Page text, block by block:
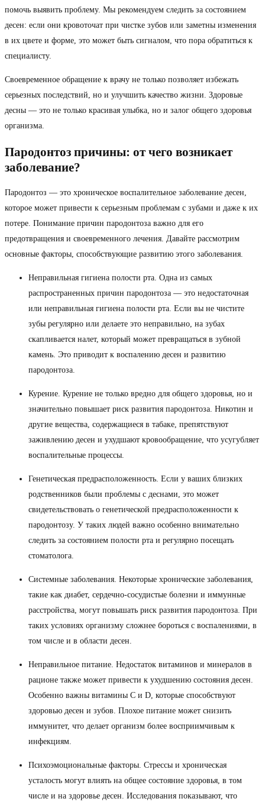
помочь выявить проблему. Мы рекомендуем следить за состоянием
десен: если они кровоточат при чистке зубов или заметны изменения
в их цвете и форме, это может быть сигналом, что пора обратиться к
специалисту.
Своевременное обращение к врачу не только позволяет избежать
серьезных последствий, но и улучшить качество жизни. Здоровые
десны — это не только красивая улыбка, но и залог общего здоровья
организма.
Пародонтоз причины: от чего возникает
заболевание?
Пародонтоз — это хроническое воспалительное заболевание десен,
которое может привести к серьезным проблемам с зубами и даже к их
потере. Понимание причин пародонтоза важно для его
предотвращения и своевременного лечения. Давайте рассмотрим
основные факторы, способствующие развитию этого заболевания.
Неправильная гигиена полости рта. Одна из самых
распространенных причин пародонтоза — это недостаточная
или неправильная гигиена полости рта. Если вы не чистите
зубы регулярно или делаете это неправильно, на зубах
скапливается налет, который может превращаться в зубной
камень. Это приводит к воспалению десен и развитию
пародонтоза.
Курение. Курение не только вредно для общего здоровья, но и
значительно повышает риск развития пародонтоза. Никотин и
другие вещества, содержащиеся в табаке, препятствуют
заживлению десен и ухудшают кровообращение, что усугубляет
воспалительные процессы.
Генетическая предрасположенность. Если у ваших близких
родственников были проблемы с деснами, это может
свидетельствовать о генетической предрасположенности к
пародонтозу. У таких людей важно особенно внимательно
следить за состоянием полости рта и регулярно посещать
стоматолога.
Системные заболевания. Некоторые хронические заболевания,
такие как диабет, сердечно-сосудистые болезни и иммунные
расстройства, могут повышать риск развития пародонтоза. При
таких условиях организму сложнее бороться с воспалениями, в
том числе и в области десен.
Неправильное питание. Недостаток витаминов и минералов в
рационе также может привести к ухудшению состояния десен.
Особенно важны витамины C и D, которые способствуют
здоровью десен и зубов. Плохое питание может снизить
иммунитет, что делает организм более восприимчивым к
инфекциям.
Психоэмоциональные факторы. Стрессы и хроническая
усталость могут влиять на общее состояние здоровья, в том
числе и на здоровье десен. Исследования показывают, что